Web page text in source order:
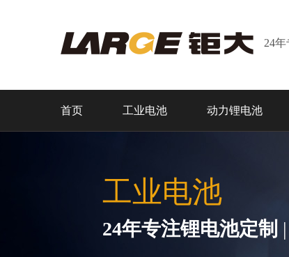
24
首页 工业电池 动力锂电池
工业电池
24年专注锂电池定制